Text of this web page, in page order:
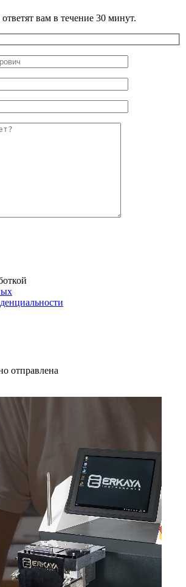
вам в течение 30 минут.
отправлена